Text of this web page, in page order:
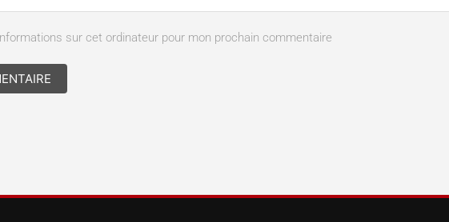
sur cet ordinateur pour mon prochain commentaire